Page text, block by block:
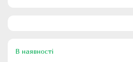
В наявності